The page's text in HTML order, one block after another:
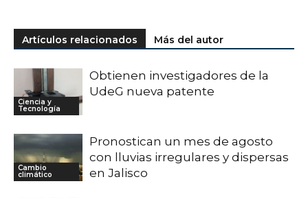
Artículos relacionados Más del autor
Ciencia y
Tecnología
Obtienen investigadores de la
UdeG nueva patente
Cambio
climático
Pronostican un mes de agosto
con lluvias irregulares y dispersas
en Jalisco